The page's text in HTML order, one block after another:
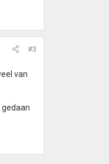
#3
van